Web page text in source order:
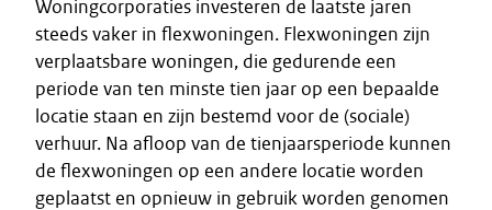
Woningcorporaties investeren de laatste jaren
steeds vaker in flexwoningen. Flexwoningen zijn
verplaatsbare woningen, die gedurende een
periode van ten minste tien jaar op een bepaalde
locatie staan en zijn bestemd voor de (sociale)
verhuur. Na afloop van de tienjaarsperiode kunnen
de flexwoningen op een andere locatie worden
geplaatst en opnieuw in gebruik worden genomen